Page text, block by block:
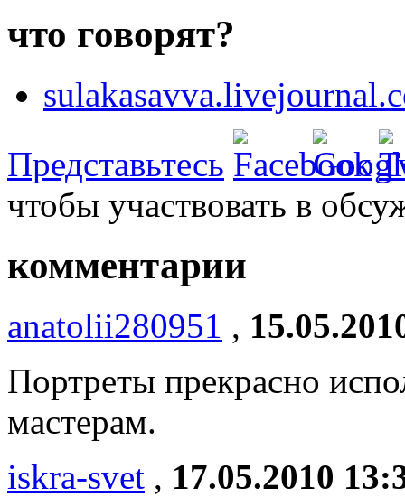
что говорят?
Представьтесь
чтобы участвовать в
комментарии
anatolii280951 ,
Портреты прекрасно
мастерам.
iskra-svet , 17.05.2010